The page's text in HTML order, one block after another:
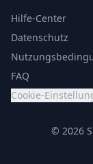
Hilfe-Center
Datenschutz
FAQ
Cookie-
© 2026